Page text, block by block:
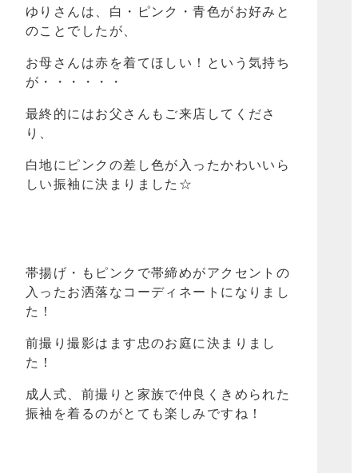
ゆりさんは、白・ピンク・青色がお好みと
のことでしたが、
お母さんは赤を着てほしい！という気持ち
が・・・・・・
最終的にはお父さんもご来店してくださ
り、
白地にピンクの差し色が入ったかわいいら
しい振袖に決まりました☆
帯揚げ・もピンクで帯締めがアクセントの
入ったお洒落なコーディネートになりまし
た！
前撮り撮影はます忠のお庭に決まりまし
た！
成人式、前撮りと家族で仲良くきめられた
振袖を着るのがとても楽しみですね！